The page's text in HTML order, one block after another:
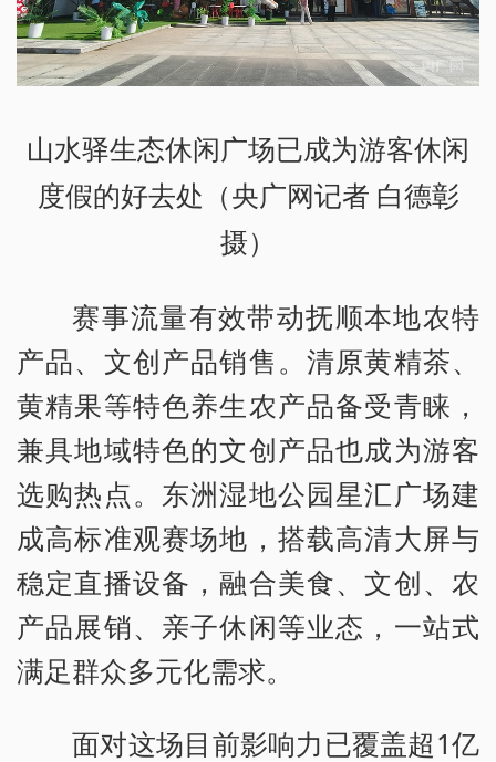
山水驿生态休闲广场已成为游客休闲
度假的好去处（央广网记者 白德彰
摄）
赛事流量有效带动抚顺本地农特
产品、文创产品销售。清原黄精茶、
黄精果等特色养生农产品备受青睐，
兼具地域特色的文创产品也成为游客
选购热点。东洲湿地公园星汇广场建
成高标准观赛场地，搭载高清大屏与
稳定直播设备，融合美食、文创、农
产品展销、亲子休闲等业态，一站式
满足群众多元化需求。
面对这场目前影响力已覆盖超1亿